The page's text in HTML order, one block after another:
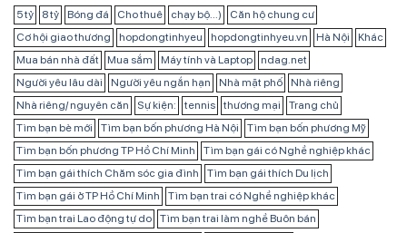
5 tỷ 8 tỷ Bóng đá Cho thuê chạy bộ...)
Căn hộ chung cư
Cơ hội giao thương
hopdongtinhyeu hopdongtinhyeu.vn Hà Nội
Khác
Mua bán nhà đất
Mua sắm Máy tính và Laptop
ndag.net
Người yêu lâu dài
Người yêu ngắn hạn Nhà mặt phố
Nhà riêng
Nhà riêng/ nguyên căn
Sự kiện: tennis thương mại
Trang chủ
Tìm bạn bè mới
Tìm bạn bốn phương Hà Nội
Tìm bạn bốn phương Mỹ
Tìm bạn bốn phương TP Hồ Chí Minh
Tìm bạn gái có Nghề nghiệp khác
Tìm bạn gái thích Chăm sóc gia đình
Tìm bạn gái thích Du lịch
Tìm bạn gái ở TP Hồ Chí Minh
Tìm bạn trai có Nghề nghiệp khác
Tìm bạn trai Lao động tự do
Tìm bạn trai làm nghề Buôn bán